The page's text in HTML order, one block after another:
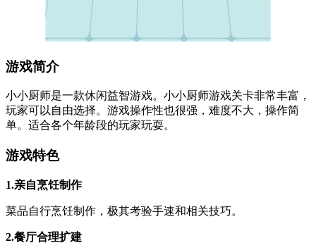
游戏简介
小小厨师是一款休闲益智游戏。小小厨师游戏关卡非常丰富，
玩家可以自由选择。游戏操作性也很强，难度不大，操作简
单。适合各个年龄段的玩家玩耍。
游戏特色
1.亲自烹饪制作
菜品自行烹饪制作，极其考验手速和相关技巧。
2.餐厅合理扩建